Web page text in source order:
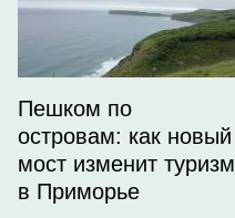
Пешком по
островам: как новый
мост изменит туризм
в Приморье